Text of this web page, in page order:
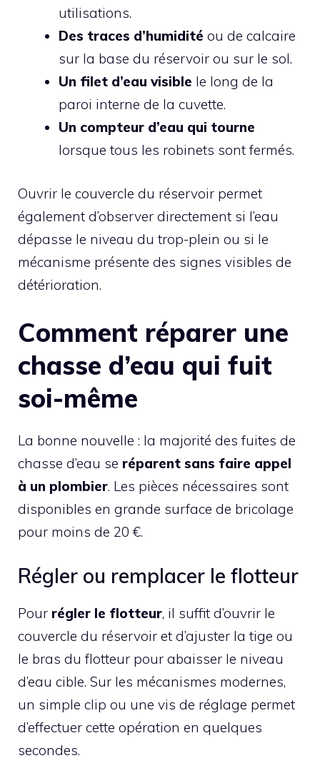
utilisations.
Des traces d’humidité ou de calcaire
sur la base du réservoir ou sur le sol.
Un filet d’eau visible le long de la
paroi interne de la cuvette.
Un compteur d’eau qui tourne
lorsque tous les robinets sont fermés.
Ouvrir le couvercle du réservoir permet
également d’observer directement si l’eau
dépasse le niveau du trop-plein ou si le
mécanisme présente des signes visibles de
détérioration.
Comment réparer une
chasse d’eau qui fuit
soi-même
La bonne nouvelle : la majorité des fuites de
chasse d’eau se réparent sans faire appel
à un plombier. Les pièces nécessaires sont
disponibles en grande surface de bricolage
pour moins de 20 €.
Régler ou remplacer le flotteur
Pour régler le flotteur, il suffit d’ouvrir le
couvercle du réservoir et d’ajuster la tige ou
le bras du flotteur pour abaisser le niveau
d’eau cible. Sur les mécanismes modernes,
un simple clip ou une vis de réglage permet
d’effectuer cette opération en quelques
secondes.